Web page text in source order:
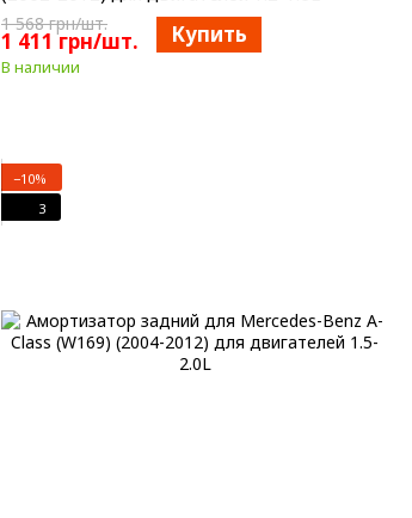
1 568 грн/шт.
1 411 грн/шт. Купить
В наличии
−10%
3